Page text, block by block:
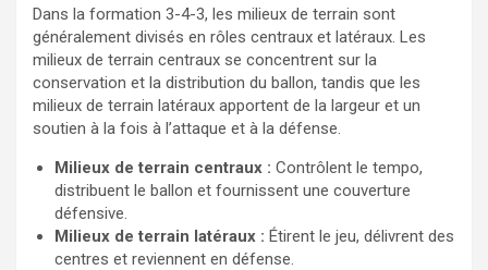
Dans la formation 3-4-3, les milieux de terrain sont
généralement divisés en rôles centraux et latéraux. Les
milieux de terrain centraux se concentrent sur la
conservation et la distribution du ballon, tandis que les
milieux de terrain latéraux apportent de la largeur et un
soutien à la fois à l’attaque et à la défense.
Milieux de terrain centraux : Contrôlent le tempo,
distribuent le ballon et fournissent une couverture
défensive.
Milieux de terrain latéraux : Étirent le jeu, délivrent des
centres et reviennent en défense.